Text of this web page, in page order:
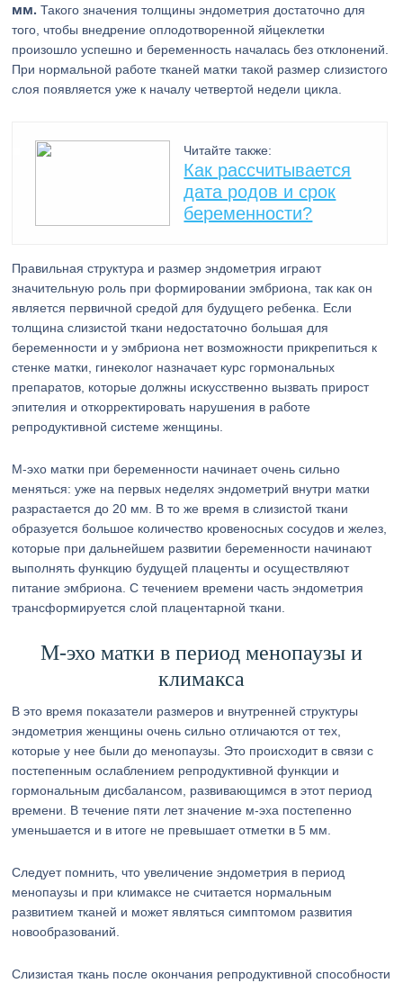
мм. Такого значения толщины эндометрия достаточно для
того, чтобы внедрение оплодотворенной яйцеклетки
произошло успешно и беременность началась без отклонений.
При нормальной работе тканей матки такой размер слизистого
слоя появляется уже к началу четвертой недели цикла.
Читайте также:
Как рассчитывается
дата родов и срок
беременности?
Правильная структура и размер эндометрия играют
значительную роль при формировании эмбриона, так как он
является первичной средой для будущего ребенка. Если
толщина слизистой ткани недостаточно большая для
беременности и у эмбриона нет возможности прикрепиться к
стенке матки, гинеколог назначает курс гормональных
препаратов, которые должны искусственно вызвать прирост
эпителия и откорректировать нарушения в работе
репродуктивной системе женщины.
М-эхо матки при беременности начинает очень сильно
меняться: уже на первых неделях эндометрий внутри матки
разрастается до 20 мм. В то же время в слизистой ткани
образуется большое количество кровеносных сосудов и желез,
которые при дальнейшем развитии беременности начинают
выполнять функцию будущей плаценты и осуществляют
питание эмбриона. С течением времени часть эндометрия
трансформируется слой плацентарной ткани.
М-эхо матки в период менопаузы и
климакса
В это время показатели размеров и внутренней структуры
эндометрия женщины очень сильно отличаются от тех,
которые у нее были до менопаузы. Это происходит в связи с
постепенным ослаблением репродуктивной функции и
гормональным дисбалансом, развивающимся в этот период
времени. В течение пяти лет значение м-эха постепенно
уменьшается и в итоге не превышает отметки в 5 мм.
Следует помнить, что увеличение эндометрия в период
менопаузы и при климаксе не считается нормальным
развитием тканей и может являться симптомом развития
новообразований.
Слизистая ткань после окончания репродуктивной способности